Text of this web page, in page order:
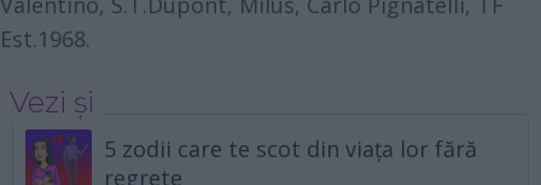
Est.1968.
Vezi și
5 zodii care te scot din viața lor fără
regrete